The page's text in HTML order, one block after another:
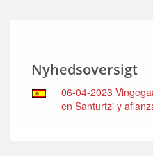
Nyhedsoversigt
06-04-2023
en Santurtzi y